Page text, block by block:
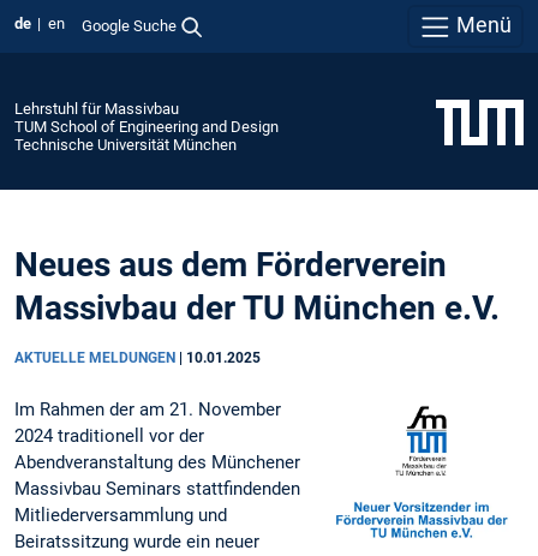
de en Google Suche Menü
Lehrstuhl für Massivbau
TUM School of Engineering and Design
Technische Universität München
Neues aus dem Förderverein
Massivbau der TU München e.V.
AKTUELLE MELDUNGEN 10.01.2025
Im Rahmen der am 21. November
2024 traditionell vor der
Abendveranstaltung des Münchener
Massivbau Seminars stattfindenden
Mitliederversammlung und
Beiratssitzung wurde ein neuer